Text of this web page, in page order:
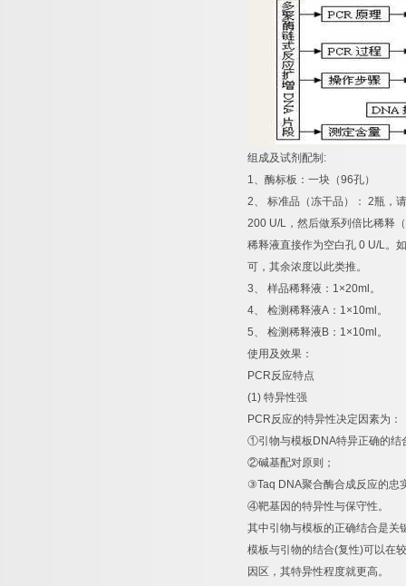
组成及试剂配制 :
1、酶标板：一块（96孔）
2、 标准品（冻干品）： 2瓶，
200 U/L ，然后做系列倍比稀释
稀释液直接作为空白孔 0 U/L。
可，其余浓度以此类推。
3、 样品稀释液： 1×20ml 。
4、 检测稀释液A ： 1×10ml 。
5、 检测稀释液 B ： 1×10ml 。
使用及效果：
PCR反应特点
(1) 特异性强
PCR反应的特异性决定因素为：
①引物与模板 DNA特异正确的结
②碱基配对原则；
③Taq DNA聚合酶合成反应的忠
④靶基因的特异性与保守性。
其中引物与模板的正确结合是关
模板与引物的结合(复性)可以在
因区，其特异性程度就更高。